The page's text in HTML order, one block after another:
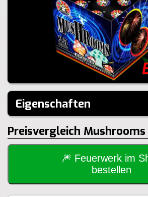
Eigenschaften
Hersteller:
Panda
Performance:
I-Shape
Kaliber:
20mm
Schuss:
25
30m
20sek
Inhalt je VE:
8 Stück
Größe:
12,5x12,5x12cm
Preisvergleich Mushrooms
🎆 Feuerwerk im Shop
bestellen